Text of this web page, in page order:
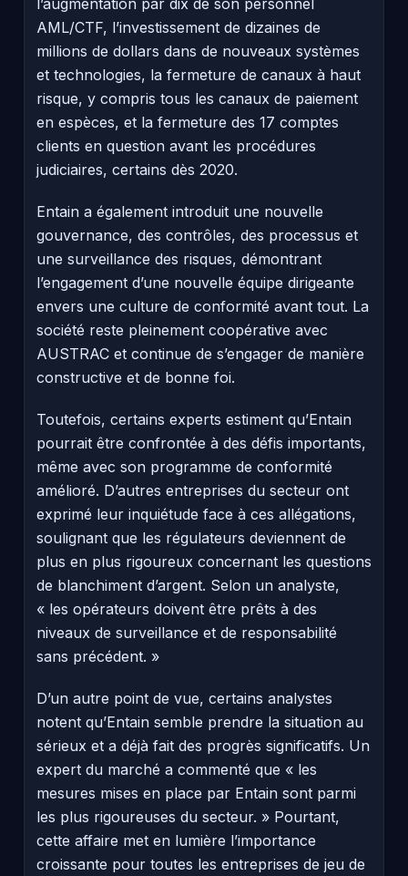
AML/CTF, l’investissement de dizaines de
millions de dollars dans de nouveaux systèmes
et technologies, la fermeture de canaux à haut
risque, y compris tous les canaux de paiement
en espèces, et la fermeture des 17 comptes
clients en question avant les procédures
judiciaires, certains dès 2020.
Entain a également introduit une nouvelle
gouvernance, des contrôles, des processus et
une surveillance des risques, démontrant
l’engagement d’une nouvelle équipe dirigeante
envers une culture de conformité avant tout. La
société reste pleinement coopérative avec
AUSTRAC et continue de s’engager de manière
constructive et de bonne foi.
Toutefois, certains experts estiment qu’Entain
pourrait être confrontée à des défis importants,
même avec son programme de conformité
amélioré. D’autres entreprises du secteur ont
exprimé leur inquiétude face à ces allégations,
soulignant que les régulateurs deviennent de
plus en plus rigoureux concernant les questions
de blanchiment d’argent. Selon un analyste,
« les opérateurs doivent être prêts à des
niveaux de surveillance et de responsabilité
sans précédent. »
D’un autre point de vue, certains analystes
notent qu’Entain semble prendre la situation au
sérieux et a déjà fait des progrès significatifs. Un
expert du marché a commenté que « les
mesures mises en place par Entain sont parmi
les plus rigoureuses du secteur. » Pourtant,
cette affaire met en lumière l’importance
croissante pour toutes les entreprises de jeu de